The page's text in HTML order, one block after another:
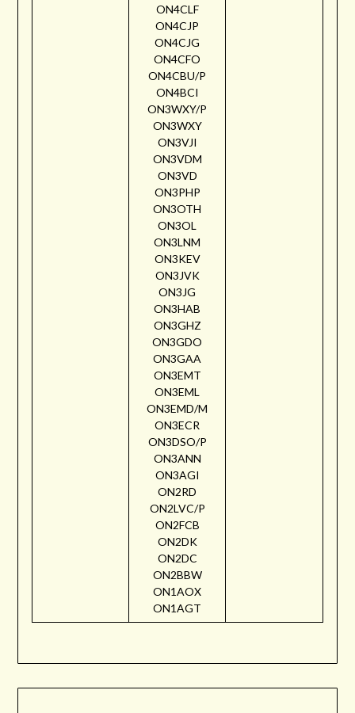
ON4CLF
ON4CJP
ON4CJG
ON4CFO
ON4CBU/P
ON4BCI
ON3WXY/P
ON3WXY
ON3VJI
ON3VDM
ON3VD
ON3PHP
ON3OTH
ON3OL
ON3LNM
ON3KEV
ON3JVK
ON3JG
ON3HAB
ON3GHZ
ON3GDO
ON3GAA
ON3EMT
ON3EML
ON3EMD/M
ON3ECR
ON3DSO/P
ON3ANN
ON3AGI
ON2RD
ON2LVC/P
ON2FCB
ON2DK
ON2DC
ON2BBW
ON1AOX
ON1AGT